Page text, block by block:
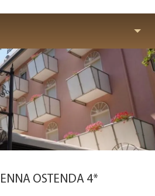
OSTENDA 4*